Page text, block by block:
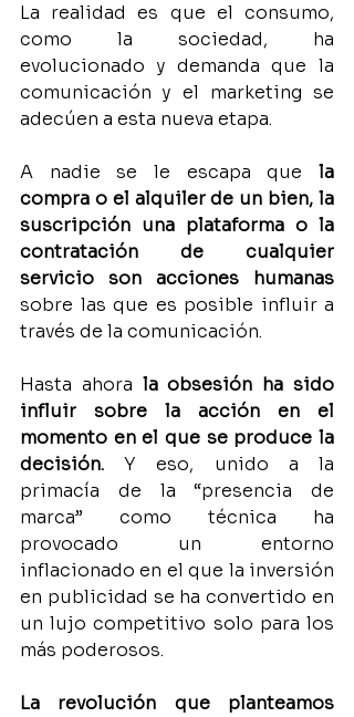
La realidad es que el consumo,
como la sociedad, ha
evolucionado y demanda que la
comunicación y el marketing se
adecúen a esta nueva etapa.
A nadie se le escapa que la
compra o el alquiler de un bien, la
suscripción una plataforma o la
contratación de cualquier
servicio son acciones humanas
sobre las que es posible influir a
través de la comunicación.
Hasta ahora la obsesión ha sido
influir sobre la acción en el
momento en el que se produce la
decisión. Y eso, unido a la
primacía de la “presencia de
marca” como técnica ha
provocado un entorno
inflacionado en el que la inversión
en publicidad se ha convertido en
un lujo competitivo solo para los
más poderosos.
La revolución que planteamos